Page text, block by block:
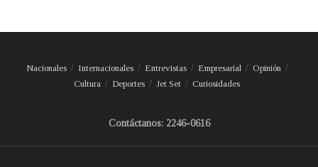
Nacionales Internacionales Entrevistas Empresarial
Opinión
Cultura
Deportes Jet Set Curiosidades
Contáctanos: 2246-0616